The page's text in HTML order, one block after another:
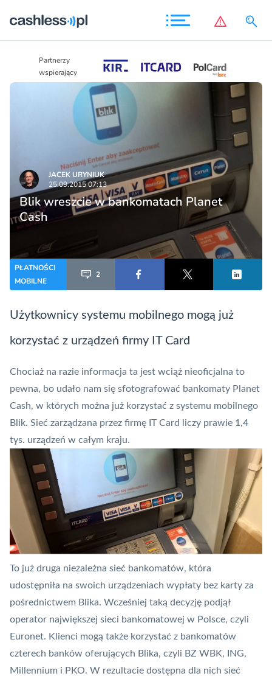
Partnerzy
wspierający
JACEK URYNIUK
25.09.2015 07:13
Blik wreszcie w bankomatach Planet
Cash
PŁATNOŚCI
MOBILNE
2
Użytkownicy systemu mobilnego mogą już
korzystać z urządzeń firmy IT Card
Chociaż na razie informacja ta jest wciąż nieoficjalna to
pewna, bo udało nam się sfotografować bankomaty Planet
Cash, w których można już korzystać z systemu mobilnego
Blik. Sieć zarządzana przez firmę IT Card
liczy prawie 1,4
tys. urządzeń w całym kraju.
To już druga niezależna sieć bankomatów, która
udostępniła na swoich urządzeniach wypłaty bez karty za
pośrednictwem Blika. Wcześniej taką decyzję podjął
operator największej sieci bankomatowej w Polsce, czyli
Euronet. Klienci mogą także korzystać z bankomatów
czterech banków oferujących Blika, czyli BZ WBK, ING,
Millennium i PKO. W rezultacie dostępna dla nich sieć